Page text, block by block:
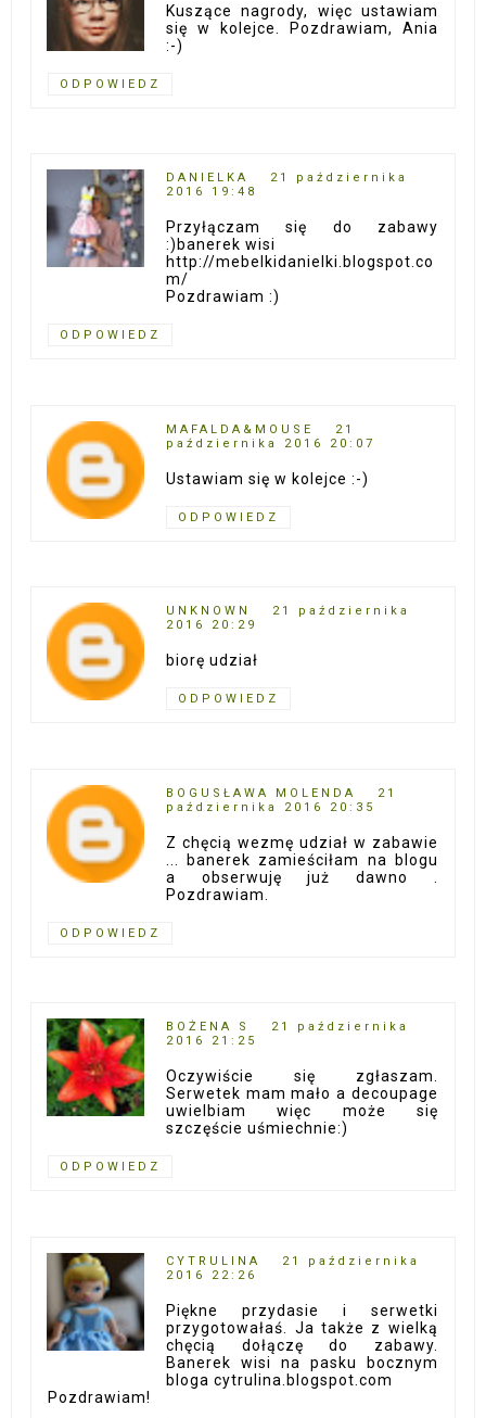
Kuszące nagrody, więc ustawiam
się w kolejce. Pozdrawiam, Ania
:-)
ODPOWIEDZ
DANIELKA
21 października
2016 19:48
Przyłączam się do zabawy
:)banerek wisi
http://mebelkidanielki.blogspot.co
m/
Pozdrawiam :)
ODPOWIEDZ
MAFALDA&MOUSE
21
października 2016 20:07
Ustawiam się w kolejce :-)
ODPOWIEDZ
UNKNOWN
21 października
2016 20:29
biorę udział
ODPOWIEDZ
BOGUSŁAWA MOLENDA
21
października 2016 20:35
Z chęcią wezmę udział w zabawie
... banerek zamieściłam na blogu
a obserwuję już dawno .
Pozdrawiam.
ODPOWIEDZ
BOŻENA S
21 października
2016 21:25
Oczywiście się zgłaszam.
Serwetek mam mało a decoupage
uwielbiam więc może się
szczęście uśmiechnie:)
ODPOWIEDZ
CYTRULINA
21 października
2016 22:26
Piękne przydasie i serwetki
przygotowałaś. Ja także z wielką
chęcią dołączę do zabawy.
Banerek wisi na pasku bocznym
bloga cytrulina.blogspot.com
Pozdrawiam!